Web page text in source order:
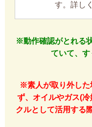
す。詳し
※動作確認がとれる
ていて、す
※素人が取り外した
ず、オイルやガス(
クルとして活用する